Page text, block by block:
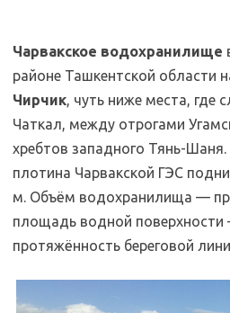
Чарвакское водохранилище
районе Ташкентской области
Чирчик, чуть ниже места, где
Чаткал, между отрогами
хребтов западного Тянь-
плотина Чарвакской ГЭС
м. Объём водохранилища —
площадь водной
протяжённость береговой